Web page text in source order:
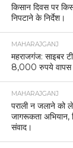
किसान दिवस पर
निपटाने के निर्देश।
MAHARAJGANJ
महराजगंज: साइबर
8,000 रुपये
MAHARAJGANJ
पराली न जलाने को
जागरूकता अभियान,
संवाद।